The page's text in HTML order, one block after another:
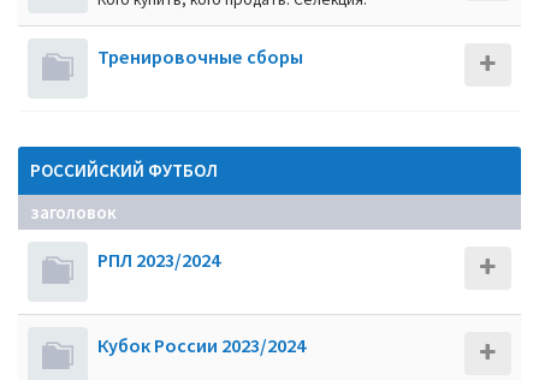
Тренировочные сборы
РОССИЙСКИЙ ФУТБОЛ
заголовок
РПЛ 2023/2024
Кубок России 2023/2024